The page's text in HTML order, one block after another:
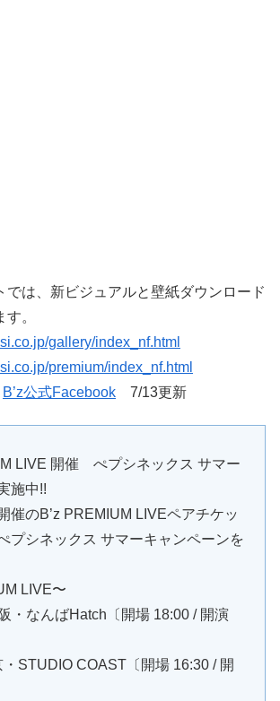
では、新ビジュアルと壁紙ダウンロード
。
gallery/index_nf.html
premium/index_nf.html
B’z公式Facebook 7/13更新
LIVE 開催 ぺプシネックス サマー
施中!!
催のB’z PREMIUM LIVEペアチケッ
プシネックス サマーキャンペーンを
LIVE〜
・なんばHatch〔開場 18:00 / 開演
STUDIO COAST〔開場 16:30 / 開